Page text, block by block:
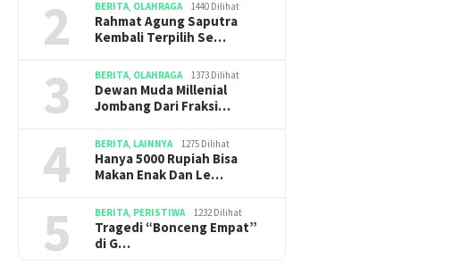
2 BERITA, OLAHRAGA 1440 Dilihat
Rahmat Agung Saputra
Kembali Terpilih Se…
3 BERITA, OLAHRAGA 1373 Dilihat
Dewan Muda Millenial
Jombang Dari Fraksi…
4 BERITA, LAINNYA 1275 Dilihat
Hanya 5000 Rupiah Bisa
Makan Enak Dan Le…
5 BERITA, PERISTIWA 1232 Dilihat
Tragedi “Bonceng Empat”
di G…